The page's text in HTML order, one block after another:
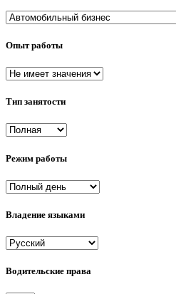
Опыт работы
Тип занятости
Режим работы
Владение языками
Водительские права